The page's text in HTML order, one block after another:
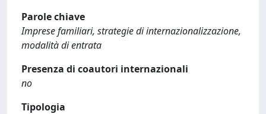
Parole chiave
Imprese familiari, strategie di internazionalizzazione,
modalità di entrata
Presenza di coautori internazionali
no
Tipologia